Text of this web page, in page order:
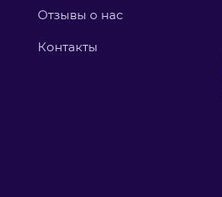
Отзывы о нас
Контакты